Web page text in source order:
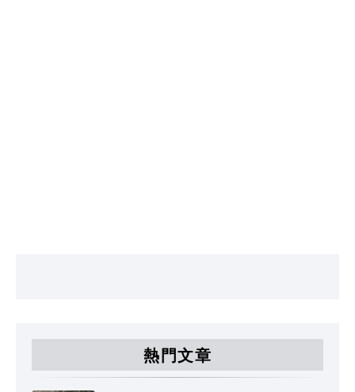
熱門文章
Home About
Designed with byWay2Themes| Distributed byBlogger